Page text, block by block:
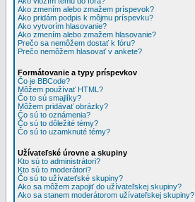
Ako zmením alebo zmažem príspevok?
Ako pridám podpis k môjmu príspevku?
Ako vytvorím hlasovanie?
Ako zmením alebo zmažem hlasovanie?
Prečo sa nemôžem dostať k fóru?
Prečo nemôžem hlasovať v ankete?
Formátovanie a typy príspevkov
Čo je BBCode?
Môžem používať HTML?
Čo to sú smajlíky?
Môžem pridávať obrázky?
Čo sú to oznámenia?
Čo sú to dôležité témy?
Čo sú to uzamknuté témy?
Užívateľské úrovne a skupiny
Kto sú to administrátori?
Kto sú to moderátori?
Čo sú to užívateťské skupiny?
Ako sa môžem zapojiť do užívateľskej skupiny?
Ako sa stanem moderátorom užívateľskej skupiny?